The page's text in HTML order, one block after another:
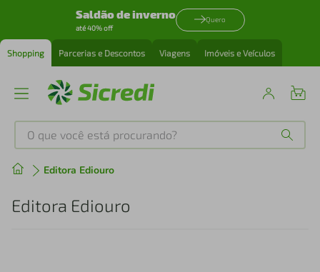
Saldão de inverno
até 40% off
Quero
Shopping Parcerias e Descontos Viagens Imóveis e Veículos
O que você está procurando?
Editora Ediouro
Editora Ediouro
Produtos mais buscados
1 tenis